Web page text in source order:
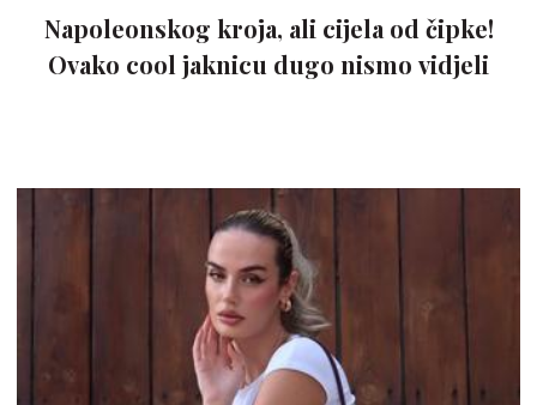
Napoleonskog kroja, ali cijela od čipke!
Ovako cool jaknicu dugo nismo vidjeli